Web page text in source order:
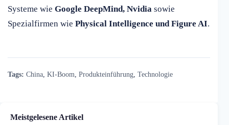
Systeme wie Google DeepMind, Nvidia sowie
Spezialfirmen wie Physical Intelligence und Figure AI.
Tags: China KI-Boom Produkteinführung Technologie
Meistgelesene Artikel